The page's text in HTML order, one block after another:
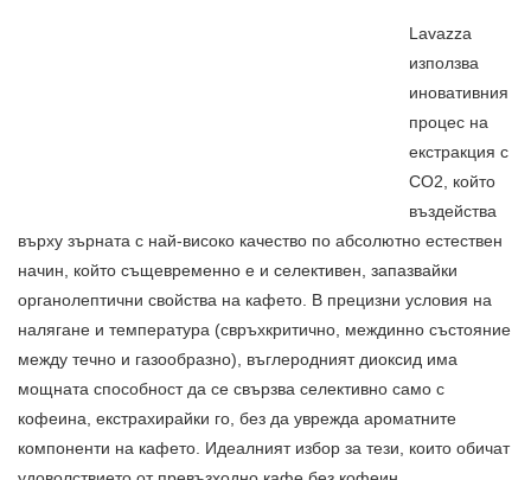
Lavazza
използва
иновативния
процес на
екстракция с
CO2, който
въздейства
върху зърната с най-високо качество по абсолютно естествен
начин, който същевременно е и селективен, запазвайки
органолептични свойства на кафето. В прецизни условия на
налягане и температура (свръхкритично, междинно състояние
между течно и газообразно), въглеродният диоксид има
мощната способност да се свързва селективно само с
кофеина, екстрахирайки го, без да уврежда ароматните
компоненти на кафето. Идеалният избор за тези, които обичат